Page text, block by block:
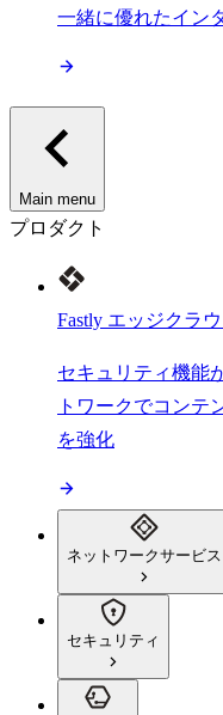
一緒に優れたイン
Main menu
プロダクト
Fastly エッジクラ
セキュリティ機能
トワークでコンテ
を強化
ネットワークサービス
セキュリティ